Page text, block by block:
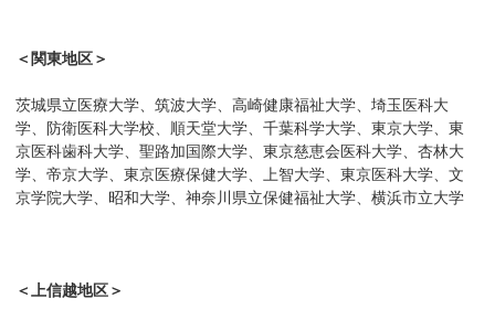
＜関東地区＞
茨城県立医療大学、筑波大学、高崎健康福祉大学、埼玉医科大
学、防衛医科大学校、順天堂大学、千葉科学大学、東京大学、東
京医科歯科大学、聖路加国際大学、東京慈恵会医科大学、杏林大
学、帝京大学、東京医療保健大学、上智大学、東京医科大学、文
京学院大学、昭和大学、神奈川県立保健福祉大学、横浜市立大学
＜上信越地区＞